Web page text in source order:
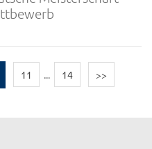
11 ... 14 >>